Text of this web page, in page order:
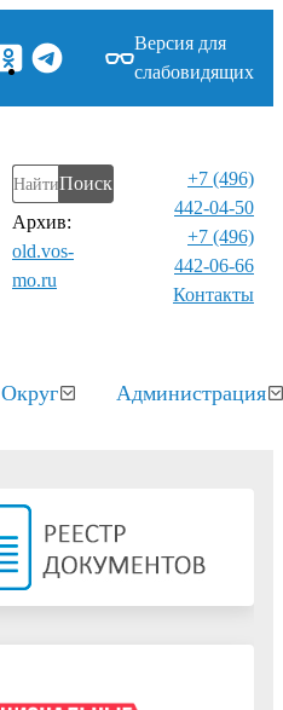
Версия для
слабовидящих
Поиск
Архив:
old.vos-
mo.ru
+7 (496)
442-04-50
+7 (496)
442-06-66
Контакты⁠
Округ Администрация